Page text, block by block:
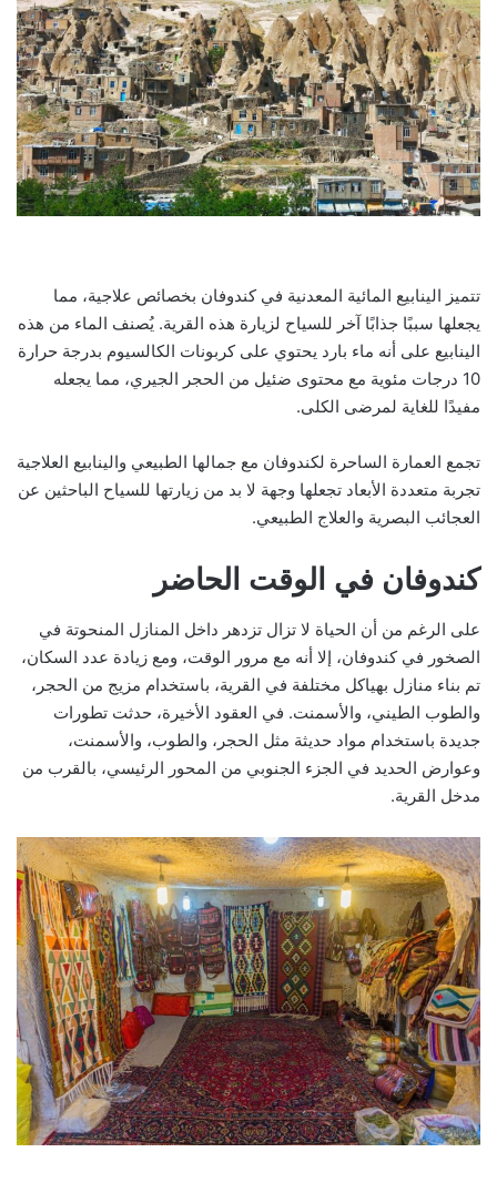
تتميز الينابيع المائية المعدنية في كندوفان بخصائص علاجية، مما
يجعلها سببًا جذابًا آخر للسياح لزيارة هذه القرية. يُصنف الماء من هذه
الينابيع على أنه ماء بارد يحتوي على كربونات الكالسيوم بدرجة حرارة
10 درجات مئوية مع محتوى ضئيل من الحجر الجيري، مما يجعله
مفيدًا للغاية لمرضى الكلى.
تجمع العمارة الساحرة لكندوفان مع جمالها الطبيعي والينابيع العلاجية
تجربة متعددة الأبعاد تجعلها وجهة لا بد من زيارتها للسياح الباحثين عن
العجائب البصرية والعلاج الطبيعي.
كندوفان في الوقت الحاضر
على الرغم من أن الحياة لا تزال تزدهر داخل المنازل المنحوتة في
الصخور في كندوفان، إلا أنه مع مرور الوقت، ومع زيادة عدد السكان،
تم بناء منازل بهياكل مختلفة في القرية، باستخدام مزيج من الحجر،
والطوب الطيني، والأسمنت. في العقود الأخيرة، حدثت تطورات
جديدة باستخدام مواد حديثة مثل الحجر، والطوب، والأسمنت،
وعوارض الحديد في الجزء الجنوبي من المحور الرئيسي، بالقرب من
مدخل القرية.